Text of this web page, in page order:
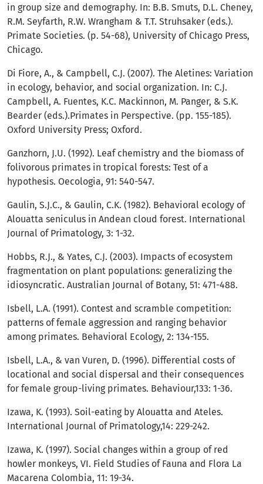
in group size and demography. In: B.B. Smuts, D.L. Cheney,
R.M. Seyfarth, R.W. Wrangham & T.T. Struhsaker (eds.).
Primate Societies. (p. 54-68), University of Chicago Press,
Chicago.
Di Fiore, A., & Campbell, C.J. (2007). The Aletines: Variation
in ecology, behavior, and social organization. In: C.J.
Campbell, A. Fuentes, K.C. Mackinnon, M. Panger, & S.K.
Bearder (eds.).Primates in Perspective. (pp. 155-185).
Oxford University Press; Oxford.
Ganzhorn, J.U. (1992). Leaf chemistry and the biomass of
folivorous primates in tropical forests: Test of a
hypothesis. Oecologia, 91: 540-547.
Gaulin, S.J.C., & Gaulin, C.K. (1982). Behavioral ecology of
Alouatta seniculus in Andean cloud forest. International
Journal of Primatology, 3: 1-32.
Hobbs, R.J., & Yates, C.J. (2003). Impacts of ecosystem
fragmentation on plant populations: generalizing the
idiosyncratic. Australian Journal of Botany, 51: 471-488.
Isbell, L.A. (1991). Contest and scramble competition:
patterns of female aggression and ranging behavior
among primates. Behavioral Ecology, 2: 134-155.
Isbell, L.A., & van Vuren, D. (1996). Differential costs of
locational and social dispersal and their consequences
for female group-living primates. Behaviour,133: 1-36.
Izawa, K. (1993). Soil-eating by Alouatta and Ateles.
International Journal of Primatology,14: 229-242.
Izawa, K. (1997). Social changes within a group of red
howler monkeys, VI. Field Studies of Fauna and Flora La
Macarena Colombia, 11: 19-34.